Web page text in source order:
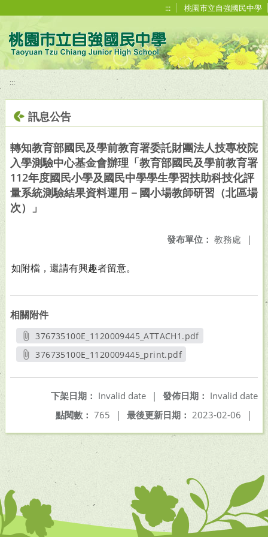
::: 桃園市立自強國民中學
:::
訊息公告
轉知教育部國民及學前教育署委託財團法人技專校院
入學測驗中心基金會辦理「教育部國民及學前教育署
112年度國民小學及國民中學學生學習扶助科技化評
量系統測驗結果資料運用－國小場教師研習（北區場
次）」
發布單位： 教務處 |
如附檔，還請有興趣者留意。
相關附件
376735100E_1120009445_ATTACH1.pdf
另開新視窗
376735100E_1120009445_print.pdf
發佈日期： Invalid date
下架日期： Invalid date
|
最後更新日期： 2023-02-06 |
點閱數： 765 |